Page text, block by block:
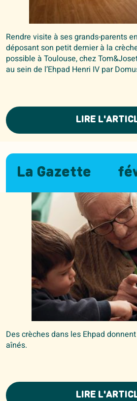
Rendre visite à ses grands-parents
déposant son petit dernier à la
possible à Toulouse, chez
au sein de l’Ehpad Henri IV par
LIRE
La Gazette
Des crèches dans les Ehpad
aînés.
LIRE